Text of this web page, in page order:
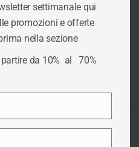
utilizziamo tecnologie come i
alle informazioni del
tecnologie ci permetterà di
di navigazione o ID unici
settimanale qui
promozioni e offerte
nella sezione
da 10% al 70%